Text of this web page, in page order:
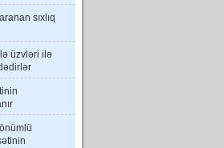
sıxlıq
üzvləri ilə